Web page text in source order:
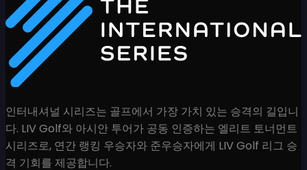
인터내셔널 시리즈는 골프에서 가장 가치 있는 승격의 길입니
다. LIV Golf와 아시안 투어가 공동 인증하는 엘리트 토너먼트
시리즈로, 연간 랭킹 우승자와 준우승자에게 LIV Golf 리그 승
격 기회를 제공합니다.